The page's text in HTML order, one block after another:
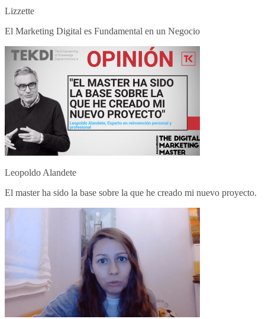
Lizzette
El Marketing Digital es Fundamental en un Negocio
Leopoldo Alandete
El master ha sido la base sobre la que he creado mi nuevo proyecto.